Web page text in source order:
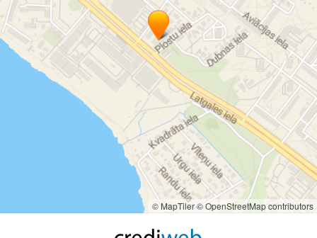
© MapTiler© OpenStreetMap contributors